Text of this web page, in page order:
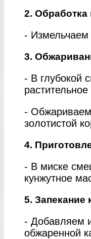
2. Обработка
- Измельчаем
3.
- В глубокой
-
золотистой
4.
- В миске
кунжутное
5. Запекание
- Добавляем
обжаренной